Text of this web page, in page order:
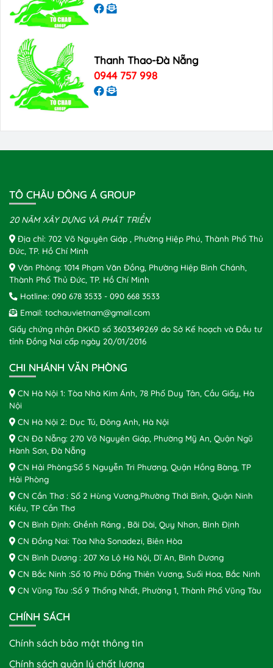
Thanh Thao-Đà Nẵng
0944 757 998
TÔ CHÂU ĐÔNG Á GROUP
20 NĂM XÂY DỰNG VÀ PHÁT TRIỂN
Địa chỉ: 702 Võ Nguyên Giáp , Phường Hiệp Phú, Thành Phố Thủ
Đức, TP. Hồ Chí Minh
Văn Phòng: 1014 Phạm Văn Đồng, Phường Hiệp Bình Chánh,
Thành Phố Thủ Đức, TP. Hồ Chí Minh
Hotline: 090 678 3533 - 090 668 3533
Email: tochauvietnam@gmail.com
Giấy chứng nhận ĐKKD số 3603349269 do Sở Kế hoạch và Đầu tư
tỉnh Đồng Nai cấp ngày 20/01/2016
CHI NHÁNH VĂN PHÒNG
CN Hà Nội 1: Tòa Nhà Kim Ánh, 78 Phố Duy Tân, Cầu Giấy, Hà
Nội
CN Hà Nội 2: Dục Tú, Đông Anh, Hà Nội
CN Đà Nẵng: 270 Võ Nguyên Giáp, Phường Mỹ An, Quận Ngũ
Hành Sơn, Đà Nẵng
CN Hải Phòng:Số 5 Nguyễn Tri Phương, Quận Hồng Bàng, TP
Hải Phòng
CN Cần Thơ : Số 2 Hùng Vương,Phường Thới Bình, Quận Ninh
Kiều, TP Cần Thơ
CN Bình Định: Ghềnh Ráng , Bãi Dài, Quy Nhơn, Bình Định
CN Đồng Nai: Tòa Nhà Sonadezi, Biên Hòa
CN Bình Dương : 207 Xa Lộ Hà Nội, Dĩ An, Bình Dương
CN Bắc Ninh :Số 10 Phù Đổng Thiên Vương, Suối Hoa, Bắc Ninh
CN Vũng Tàu :Số 9 Thống Nhất, Phường 1, Thành Phố Vũng Tàu
CHÍNH SÁCH
Chính sách bảo mật thông tin
Chính sách quản lý chất lượng